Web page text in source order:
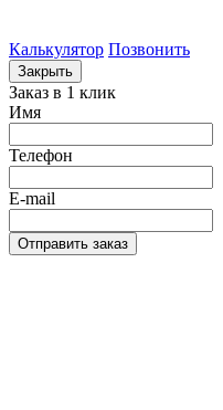
Калькулятор Позвонить
Закрыть
Заказ в 1 клик
Имя
Телефон
E-mail
Отправить заказ